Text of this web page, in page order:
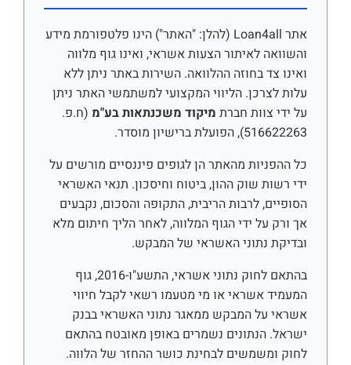
אתר Loan4all (להלן: "האתר") הינו פלטפורמת מידע
והשוואה לאיתור הצעות אשראי, ואינו גוף מלווה
ואינו צד בחוזה ההלוואה. השירות באתר ניתן ללא
עלות לצרכן. הליווי המקצועי למשתמשי האתר ניתן
על ידי צוות חברת מיקוד משכנתאות בע"מ (ח.פ.
516622263), הפועלת ברישיון מוסדר.
כל ההפניות מהאתר הן לגופים פיננסיים מורשים על
ידי רשות שוק ההון, ביטוח וחיסכון. תנאי האשראי
הסופיים, לרבות הריבית, התקופה והסכום, נקבעים
אך ורק על ידי הגוף המלווה, לאחר הליך חיתום מלא
ובדיקת נתוני האשראי של המבקש.
בהתאם לחוק נתוני אשראי, התשע"ו-2016, גוף
המעמיד אשראי או מי מטעמו רשאי לקבל חיווי
אשראי על המבקש ממאגר נתוני האשראי בבנק
ישראל. הנתונים נשמרים באופן מאובטח בהתאם
לחוק ומשמשים לבחינת כושר ההחזר של הלווה.